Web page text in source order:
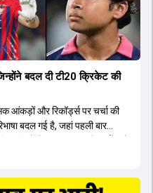
बदल दी टी20 क्रिकेट की
आंकड़ों और रिकॉर्ड्स पर चर्चा की
बदल गई है, जहां पहली बार
से ज्यादा रहा। पूरे टूर्नामेंट में
का स्कोर बनाया, जो एक
खिताब जीता। इसके अलावा पंजाब